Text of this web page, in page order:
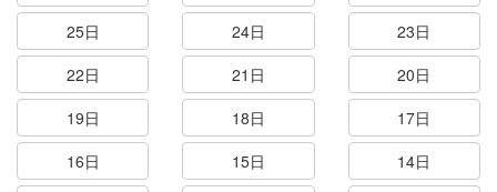
25日
24日
23日
22日
21日
20日
19日
18日
17日
16日
15日
14日